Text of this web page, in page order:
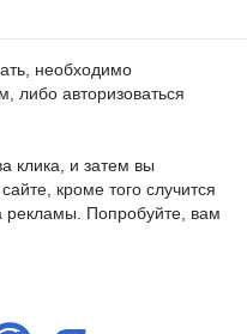
необходимо
либо авторизоваться
клика, и затем вы
кроме того случится
рекламы. Попробуйте, вам